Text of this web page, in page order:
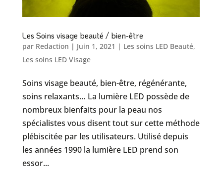
Les Soins visage beauté / bien-être
par Redaction | Juin 1, 2021 | Les soins LED Beauté,
Les soins LED Visage
Soins visage beauté, bien-être, régénérante,
soins relaxants… La lumière LED possède de
nombreux bienfaits pour la peau nos
spécialistes vous disent tout sur cette méthode
plébiscitée par les utilisateurs. Utilisé depuis
les années 1990 la lumière LED prend son
essor...